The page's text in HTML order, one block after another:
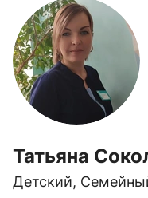
Татьяна
Детский,